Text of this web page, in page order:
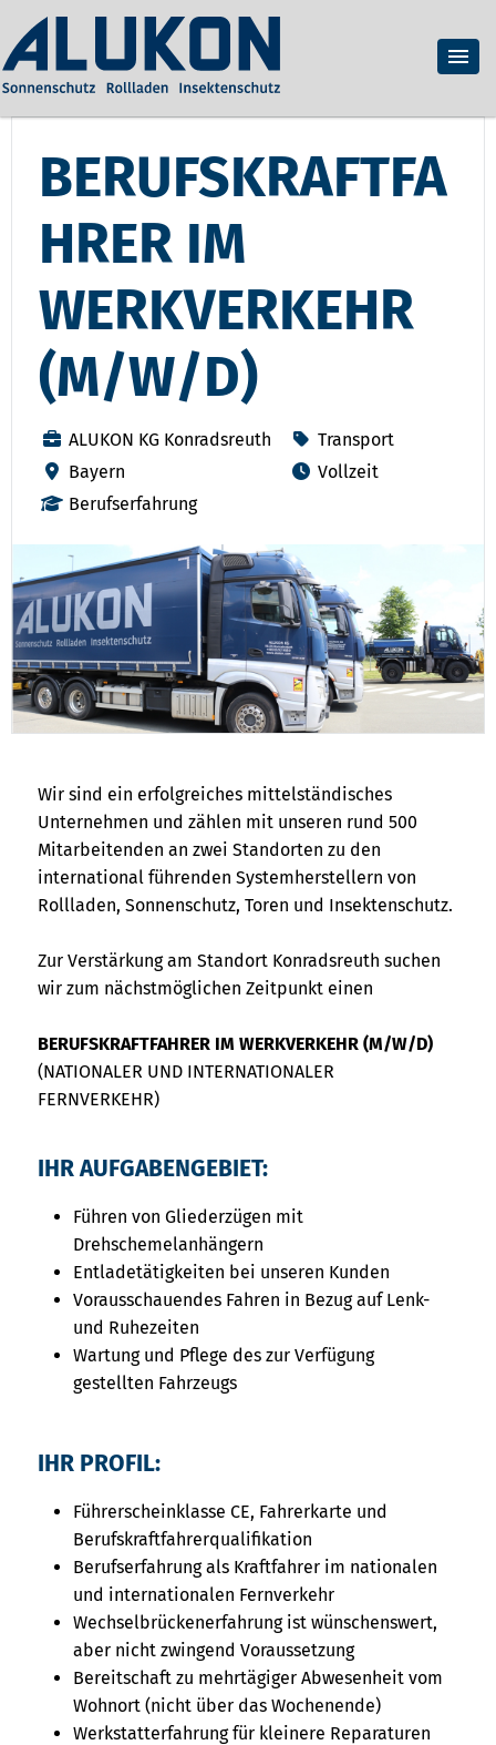
BERUFSKRAFTFA
HRER IM
WERKVERKEHR
(M/W/D)
ALUKON KG Konradsreuth
Bayern
Berufserfahrung
Transport
Vollzeit
Wir sind ein erfolgreiches mittelständisches
Unternehmen und zählen mit unseren rund 500
Mitarbeitenden an zwei Standorten zu den
international führenden Systemherstellern von
Rollladen, Sonnenschutz, Toren und Insektenschutz.
Zur Verstärkung am Standort Konradsreuth suchen
wir zum nächstmöglichen Zeitpunkt einen
BERUFSKRAFTFAHRER IM WERKVERKEHR (M/W/D)
(NATIONALER UND INTERNATIONALER
FERNVERKEHR)
IHR AUFGABENGEBIET:
Führen von Gliederzügen mit
Drehschemelanhängern
Entladetätigkeiten bei unseren Kunden
Vorausschauendes Fahren in Bezug auf Lenk-
und Ruhezeiten
Wartung und Pflege des zur Verfügung
gestellten Fahrzeugs
IHR PROFIL:
Führerscheinklasse CE, Fahrerkarte und
Berufskraftfahrerqualifikation
Berufserfahrung als Kraftfahrer im nationalen
und internationalen Fernverkehr
Wechselbrückenerfahrung ist wünschenswert,
aber nicht zwingend Voraussetzung
Bereitschaft zu mehrtägiger Abwesenheit vom
Wohnort (nicht über das Wochenende)
Werkstatterfahrung für kleinere Reparaturen